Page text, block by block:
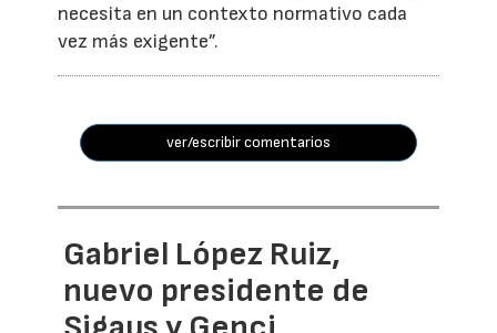
necesita en un contexto normativo cada
vez más exigente”.
ver/escribir comentarios
Gabriel López Ruiz,
nuevo presidente de